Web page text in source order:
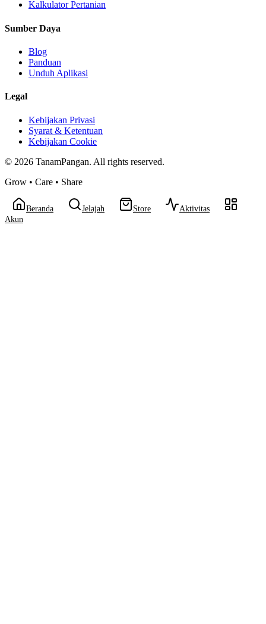
Kalkulator Pertanian
Sumber Daya
Blog
Panduan
Unduh Aplikasi
Legal
Kebijakan Privasi
Syarat & Ketentuan
Kebijakan Cookie
© 2026 TanamPangan. All rights reserved.
Grow • Care • Share
Beranda Jelajah Store
Aktivitas
Akun